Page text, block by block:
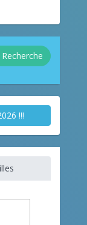
Recherche
!!!